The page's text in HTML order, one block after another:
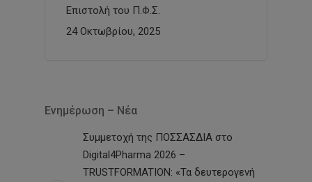
Επιστολή του Π.Φ.Σ.
24 Οκτωβρίου, 2025
Ενημέρωση – Νέα
Συμμετοχή της ΠΟΣΣΑΣΔΙΑ στο
Digital4Pharma 2026 –
TRUSTFORMATION: «Τα δευτερογενή